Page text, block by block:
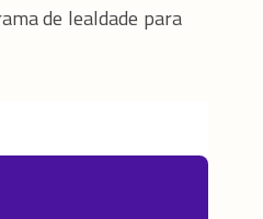
de lealdade para